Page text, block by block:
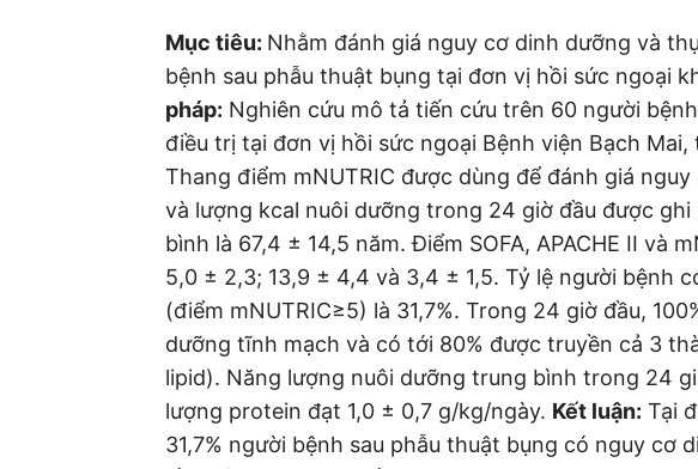
Mục tiêu: Nhằm đánh giá nguy cơ dinh dưỡng và
bệnh sau phẫu thuật bụng tại đơn vị hồi sức ngoại
pháp: Nghiên cứu mô tả tiến cứu trên 60 người
điều trị tại đơn vị hồi sức ngoại Bệnh viện Bạch
Thang điểm mNUTRIC được dùng để đánh giá
và lượng kcal nuôi dưỡng trong 24 giờ đầu được ghi
bình là 67,4 ± 14,5 năm. Điểm SOFA, APACHE II và
5,0 ± 2,3; 13,9 ± 4,4 và 3,4 ± 1,5. Tỷ lệ người bệnh
(điểm mNUTRIC≥5) là 31,7%. Trong 24 giờ đầu,
dưỡng tĩnh mạch và có tới 80% được truyền cả 3
lipid). Năng lượng nuôi dưỡng trung bình trong 24
lượng protein đạt 1,0 ± 0,7 g/kg/ngày. Kết luận: Tại
31,7% người bệnh sau phẫu thuật bụng có nguy cơ